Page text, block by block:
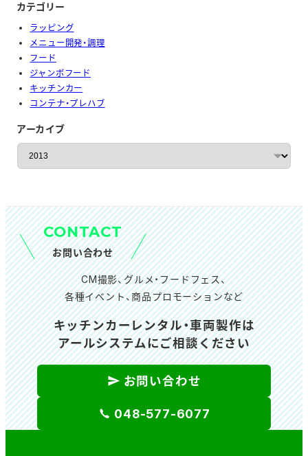
カテゴリー
ラッピング
メニュー開発・調理
フード
ジャンボフード
キッチンカー
コンテナ・プレハブ
アーカイブ
ー
ブ
CONTACT
お問い合わせ
CM撮影、グルメ・フードフェス、
各種イベント、商品プロモーションなど
キッチンカーレンタル・車両製作は
アールシステムにご相談ください
お問い合わせ
048-577-6077